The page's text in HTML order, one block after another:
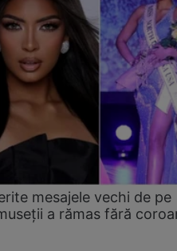
mesajele vechi de pe
a rămas fără